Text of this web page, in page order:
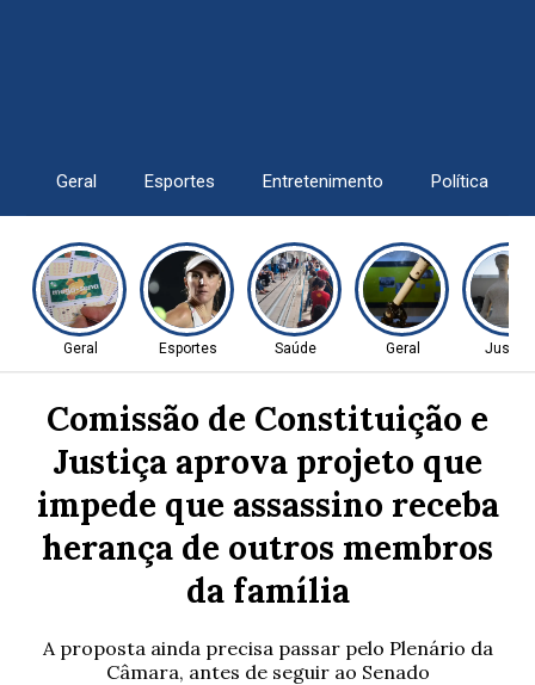
Geral Esportes Entretenimento Política
Geral Esportes Saúde Geral Justiça
Comissão de Constituição e
Justiça aprova projeto que
impede que assassino receba
herança de outros membros
da família
A proposta ainda precisa passar pelo Plenário da
Câmara, antes de seguir ao Senado